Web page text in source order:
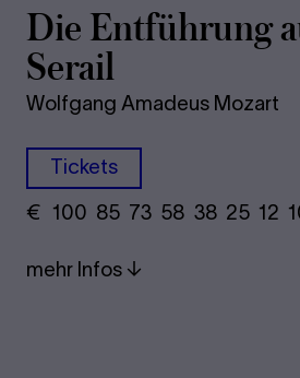
Die Ent­füh­rung
Se­rail
Wolfgang Amadeus Mozart
Tickets
€
100 85 73​ 58 38 25​ 12
mehr Infos